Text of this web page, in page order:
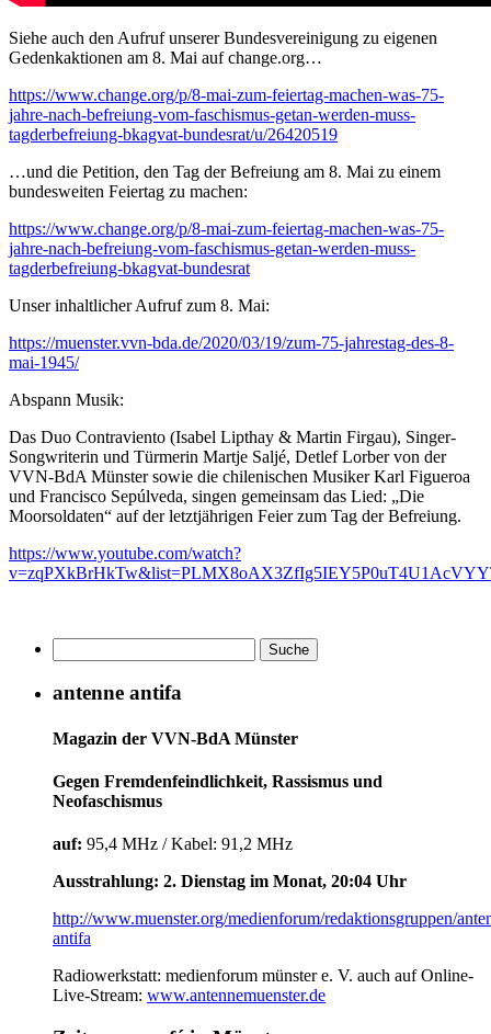
Siehe auch den Aufruf unserer Bundesvereinigung zu eigenen
Gedenkaktionen am 8. Mai auf change.org…
https://www.change.org/p/8-mai-zum-feiertag-machen-was-75-
jahre-nach-befreiung-vom-faschismus-getan-werden-muss-
tagderbefreiung-bkagvat-bundesrat/u/26420519
…und die Petition, den Tag der Befreiung am 8. Mai zu einem
bundesweiten Feiertag zu machen:
https://www.change.org/p/8-mai-zum-feiertag-machen-was-75-
jahre-nach-befreiung-vom-faschismus-getan-werden-muss-
tagderbefreiung-bkagvat-bundesrat
Unser inhaltlicher Aufruf zum 8. Mai:
https://muenster.vvn-bda.de/2020/03/19/zum-75-jahrestag-des-8-
mai-1945/
Abspann Musik:
Das Duo Contraviento (Isabel Lipthay & Martin Firgau), Singer-
Songwriterin und Türmerin Martje Saljé, Detlef Lorber von der
VVN-BdA Münster sowie die chilenischen Musiker Karl Figueroa
und Francisco Sepúlveda, singen gemeinsam das Lied: „Die
Moorsoldaten“ auf der letztjährigen Feier zum Tag der Befreiung.
https://www.youtube.com/watch?
antenne antifa
Magazin der VVN-BdA Münster
Gegen Fremdenfeindlichkeit, Rassismus und
Neofaschismus
auf: 95,4 MHz / Kabel: 91,2 MHz
Ausstrahlung: 2. Dienstag im Monat, 20:04 Uhr
http://www.muenster.org/medienforum/redaktionsgruppen/
antifa
Radiowerkstatt: medienforum münster e. V. auch auf Online-
Live-Stream: www.antennemuenster.de